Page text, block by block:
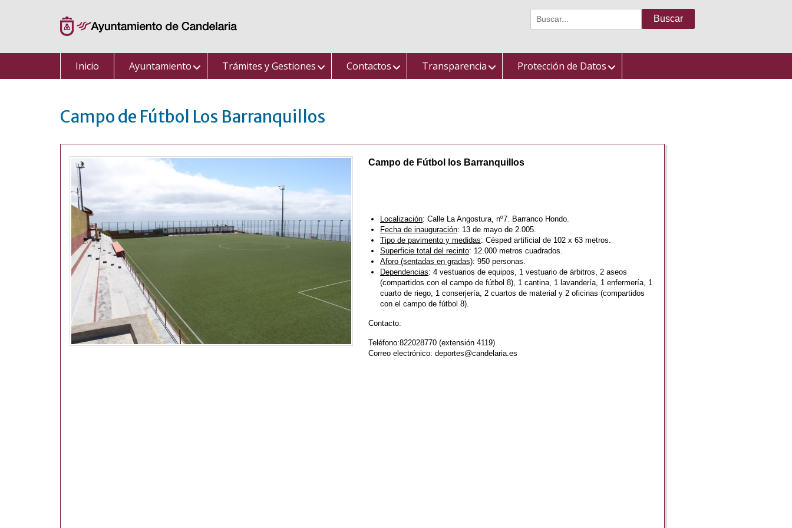
Buscar:
Inicio Ayuntamiento Trámites y Gestiones Contactos Transparencia Protección de Datos
Campo de Fútbol Los Barranquillos
Campo de Fútbol los Barranquillos
Localización: Calle La Angostura, nº7. Barranco Hondo.
Fecha de inauguración: 13 de mayo de 2.005.
Tipo de pavimento y medidas: Césped artificial de 102 x 63 metros.
Superficie total del recinto: 12.000 metros cuadrados.
Aforo (sentadas en gradas): 950 personas.
Dependencias: 4 vestuarios de equipos, 1 vestuario de árbitros, 2 aseos
(compartidos con el campo de fútbol 8), 1 cantina, 1 lavandería, 1 enfermería, 1
cuarto de riego, 1 conserjería, 2 cuartos de material y 2 oficinas (compartidos
con el campo de fútbol 8).
Contacto:
Teléfono:822028770 (extensión 4119)
Correo electrónico: deportes@candelaria.es